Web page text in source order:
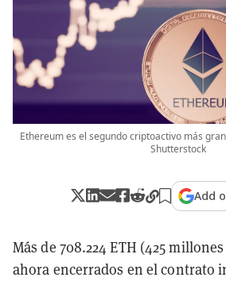
Ethereum es el segundo criptoactivo más
Shutterstock
Add
Más de 708.224 ETH (425
ahora encerrados en el contrato